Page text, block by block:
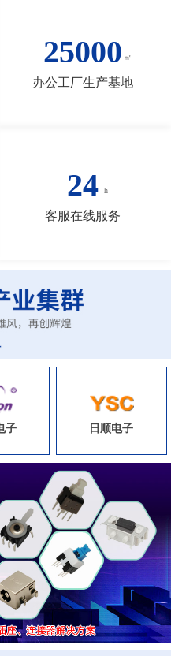
25000
办公工厂生产基地
24
客服在线服务
子 日顺电子